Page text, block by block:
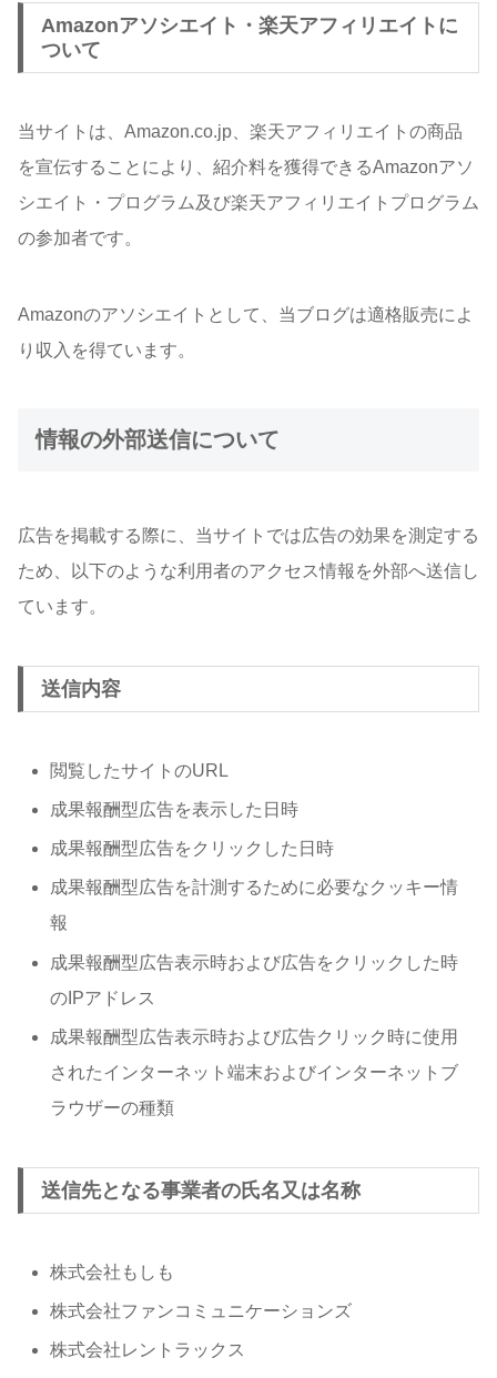
Amazonアソシエイト・楽天アフィリエイトに
ついて
当サイトは、Amazon.co.jp、楽天アフィリエイトの商品
を宣伝することにより、紹介料を獲得できるAmazonアソ
シエイト・プログラム及び楽天アフィリエイトプログラム
の参加者です。
Amazonのアソシエイトとして、当ブログは適格販売によ
り収入を得ています。
情報の外部送信について
広告を掲載する際に、当サイトでは広告の効果を測定する
ため、以下のような利用者のアクセス情報を外部へ送信し
ています。
送信内容
閲覧したサイトのURL
成果報酬型広告を表示した日時
成果報酬型広告をクリックした日時
成果報酬型広告を計測するために必要なクッキー情
報
成果報酬型広告表示時および広告をクリックした時
のIPアドレス
成果報酬型広告表示時および広告クリック時に使用
されたインターネット端末およびインターネットブ
ラウザーの種類
送信先となる事業者の氏名又は名称
株式会社もしも
株式会社ファンコミュニケーションズ
株式会社レントラックス